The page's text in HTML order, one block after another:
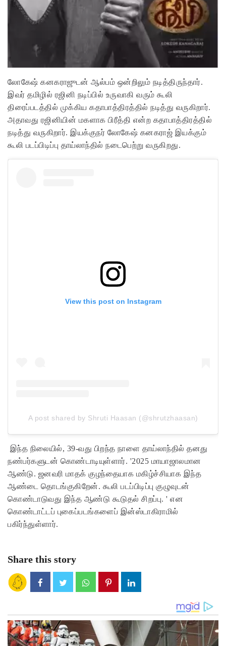
லோகேஷ் கனகராஜுடன் ஆல்பம் ஒன்றிலும் நடித்திருந்தார்.
இவர் தமிழில் ரஜினி நடிப்பில் உருவாகி வரும் கூலி
திரைப்படத்தில் முக்கிய கதாபாத்திரத்தில் நடித்து வருகிறார்.
அதாவது ரஜினியின் மகளாக பிரீத்தி என்ற கதாபாத்திரத்தில்
நடித்து வருகிறார். இயக்குநர் லோகேஷ் கனகராஜ் இயக்கும்
கூலி படப்பிடிப்பு தாய்லாந்தில் நடைபெற்று வருகிறது.
View this post on Instagram
A post shared by Shruti Haasan (@shrutzhaasan)
இந்த நிலையில், 39-வது பிறந்த நாளை தாய்லாந்தில் தனது
நண்பர்களுடன் கொண்டாடியுள்ளார். '2025 மாயாஜாலமான
ஆண்டு. ஜனவரி மாதக் குழந்தையாக மகிழ்ச்சியாக இந்த
ஆண்டை தொடங்குகிறேன். கூலி படப்பிடிப்பு குழுவுடன்
கொண்டாடுவது இந்த ஆண்டு கூடுதல் சிறப்பு. ' என
கொண்டாட்டப் புகைப்படங்களைப் இன்ஸ்டாகிராமில்
பகிர்ந்துள்ளார்.
Share this story